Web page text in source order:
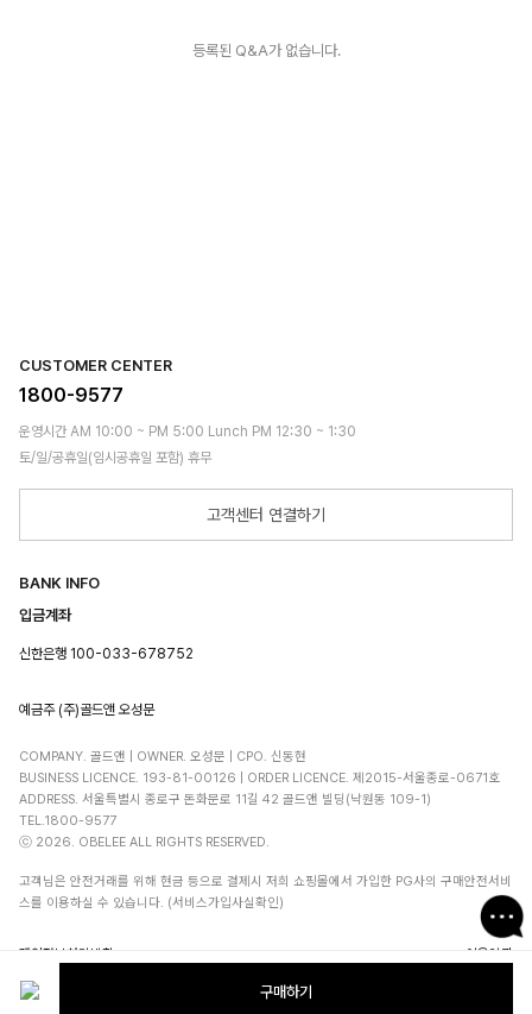
구매하기
등록된 Q&A가 없습니다.
CUSTOMER CENTER
1800-9577
운영시간 AM 10:00 ~ PM 5:00 Lunch PM 12:30 ~ 1:30
토/일/공휴일(임시공휴일 포함) 휴무
고객센터 연결하기
BANK INFO
입금계좌
신한은행 100-033-678752
예금주 (주)골드앤 오성문
COMPANY. 골드앤 | OWNER. 오성문 | CPO. 신동현
BUSINESS LICENCE. 193-81-00126 | ORDER LICENCE. 제2015-서울종로-0671호
ADDRESS. 서울특별시 종로구 돈화문로 11길 42 골드앤 빌딩(낙원동 109-1)
TEL.1800-9577
ⓒ 2026. OBELEE ALL RIGHTS RESERVED.
고객님은 안전거래를 위해 현금 등으로 결제시 저희 쇼핑몰에서 가입한 PG사의 구매안전서비
스를 이용하실 수 있습니다. (서비스가입사실확인)
개인정보처리방침 이용약관